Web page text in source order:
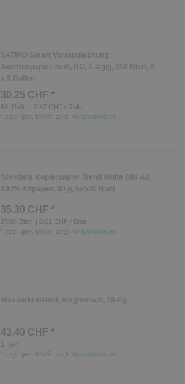
SATINO Smart Vorratspackung
Toilettenpapier weiß, RC, 2-lagig, 250 Blatt, 8
x 8 Rollen
30.25 CHF *
64 Rolle
| 0.47 CHF / Rolle
zzgl. ges. MwSt. zzgl. Versandkosten
Steinbeis Kopierpapier Trend White DIN A4,
100% Altpapier, 80 g, 5x500 Blatt
35.30 CHF *
2500 Blatt
| 0.01 CHF / Blatt
zzgl. ges. MwSt. zzgl. Versandkosten
Wasserkreislauf, magnetisch, 28-tlg.
43.40 CHF *
Set
zzgl. ges. MwSt. zzgl. Versandkosten